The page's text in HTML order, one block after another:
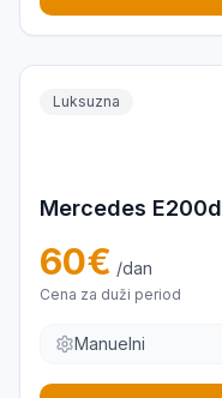
Luksuzna
Mercedes E200d
60€ /dan
Cena za duži period
Manuelni